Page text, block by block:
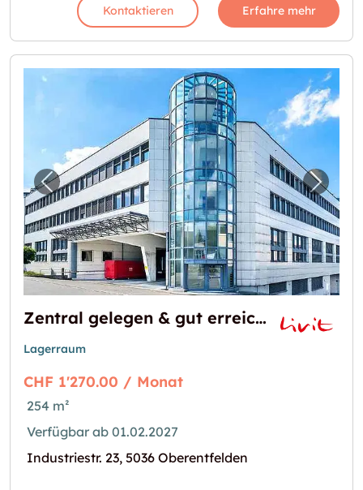
Kontaktieren Erfahre mehr
Vorheriges Bild für "Zentral gelegen & gut
Zentral gelegen & gut erreichbar  Ihr neuer Lagerraum in Oberentfelden!
Lagerraum
CHF 1'270.00 / Monat
254 m²
Verfügbar ab 01.02.2027
Industriestr. 23, 5036 Oberentfelden